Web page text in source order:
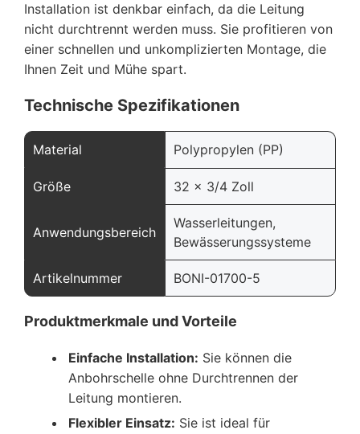
Installation ist denkbar einfach, da die Leitung
nicht durchtrennt werden muss. Sie profitieren von
einer schnellen und unkomplizierten Montage, die
Ihnen Zeit und Mühe spart.
Technische Spezifikationen
Material Polypropylen (PP)
Größe 32 x 3/4 Zoll
Anwendungsbereich
Wasserleitungen,
Bewässerungssysteme
Artikelnummer BONI-01700-5
Produktmerkmale und Vorteile
Einfache Installation: Sie können die
Anbohrschelle ohne Durchtrennen der
Leitung montieren.
Flexibler Einsatz: Sie ist ideal für